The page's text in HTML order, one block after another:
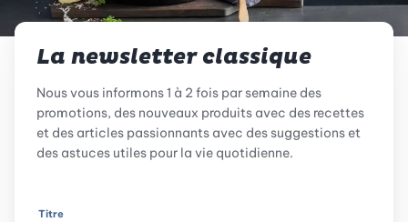
La newsletter classique
Nous vous informons 1 à 2 fois par semaine des
promotions, des nouveaux produits avec des recettes
et des articles passionnants avec des suggestions et
des astuces utiles pour la vie quotidienne.
Titre